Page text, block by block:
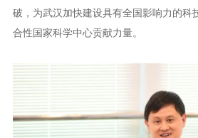
破，为武汉加快建设具有全国影响力的科
合性国家科学中心贡献力量。